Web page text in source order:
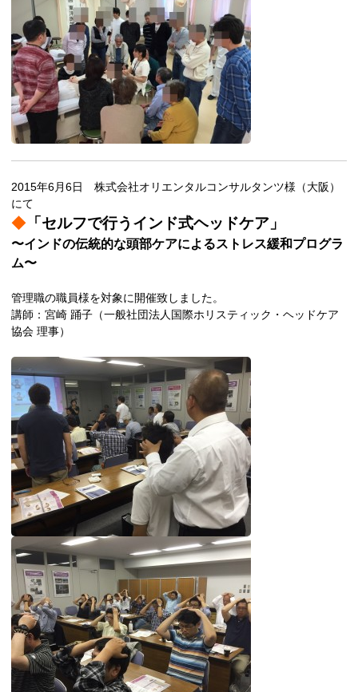
2015年6月6日 株式会社オリエンタルコンサルタンツ様（大阪）
にて
◆ 「セルフで行うインド式ヘッドケア」
〜インドの伝統的な頭部ケアによるストレス緩和プログラ
ム〜
管理職の職員様を対象に開催致しました。
講師：宮崎 踊子（一般社団法人国際ホリスティック・ヘッドケア
協会 理事）